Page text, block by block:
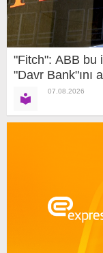
"Fitch": ABB bu
"Davr Bank"ını
07.08.2026